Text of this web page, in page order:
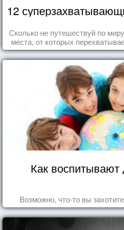
12
Сколько не путешествуй по
места, от которых
Как воспитывают
Возможно, что-то вы